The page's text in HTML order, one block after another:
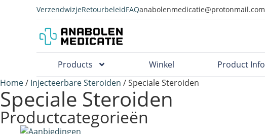
VerzendwizjeRetourbeleidFAQanabolenmedicatie@protonmail.com
Products Winkel Product Info
Home/ Injecteerbare Steroiden / Speciale Steroiden
Speciale Steroiden
Productcategorieën